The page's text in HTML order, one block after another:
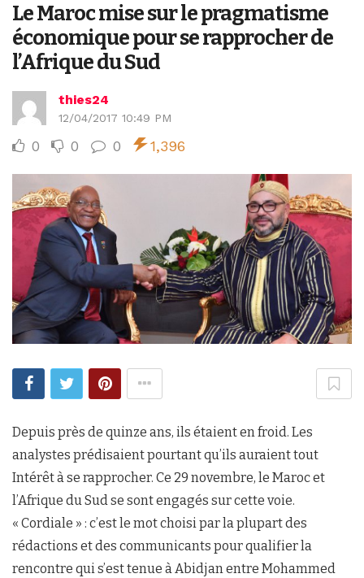
Le Maroc mise sur le pragmatisme
économique pour se rapprocher de
l’Afrique du Sud
thies24
12/04/2017 10:49 PM
0 0 0 1,396
Depuis près de quinze ans, ils étaient en froid. Les
analystes prédisaient pourtant qu’ils auraient tout
Intérêt à se rapprocher. Ce 29 novembre, le Maroc et
l’Afrique du Sud se sont engagés sur cette voie.
« Cordiale » : c’est le mot choisi par la plupart des
rédactions et des communicants pour qualifier la
rencontre qui s’est tenue à Abidjan entre Mohammed